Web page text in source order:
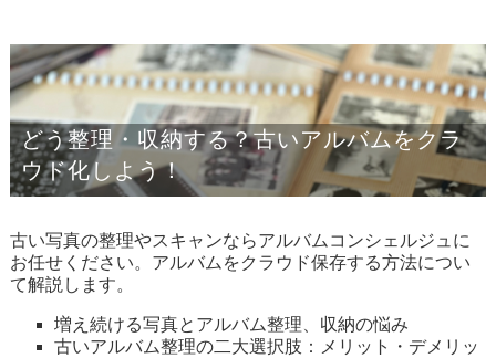
どう整理・収納する？古いアルバムをクラ
ウド化しよう！
古い写真の整理やスキャンならアルバムコンシェルジュに
お任せください。アルバムをクラウド保存する方法につい
て解説します。
増え続ける写真とアルバム整理、収納の悩み
古いアルバム整理の二大選択肢：メリット・デメリッ